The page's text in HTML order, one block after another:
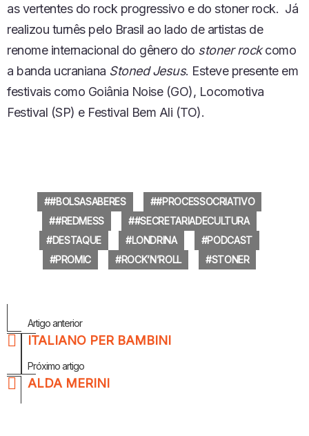
as vertentes do rock progressivo e do stoner rock. Já
realizou turnês pelo Brasil ao lado de artistas de
renome internacional do gênero do stoner rockcomo
a banda ucraniana Stoned Jesus. Esteve presente em
festivais como Goiânia Noise (GO), Locomotiva
Festival (SP) e Festival Bem Ali (TO).
#BOLSASABERES
#PROCESSOCRIATIVO
#REDMESS
#SECRETARIADECULTURA
DESTAQUE
LONDRINA
PODCAST
PROMIC
ROCK’N’ROLL STONER
MaisArtigo anterior
ITALIANO PER BAMBINI
Próximo artigo
ALDA MERINI